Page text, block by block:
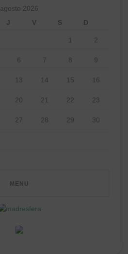
agosto 2026
J V S D
1 2
6 7 8 9
13 14 15 16
20 21 22 23
27 28 29 30